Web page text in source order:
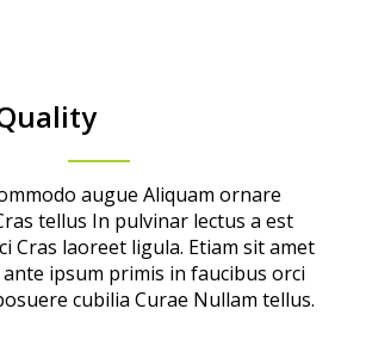
augue Aliquam ornare
tellus In pulvinar lectus a est
Cras laoreet ligula. Etiam sit amet
ipsum primis in faucibus orci
cubilia Curae Nullam tellus.